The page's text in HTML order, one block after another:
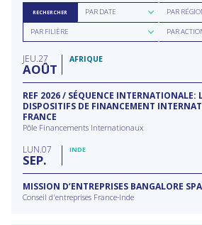
RECHERCHER
Rechercher
parPAR DATE
Rechercher
par
région
PAR
Rechercher
parPAR FILIÈRE
Rechercher
parPAR
JEU 27
AOÛT
AFRIQUE
REF 2026 / SÉQUENCE INTERNATIONALE:
DISPOSITIFS DE FINANCEMENT
FRANCE
Pôle Financements Internationaux
LUN 07
SEP
INDE
MISSION D’ENTREPRISES BANGALORE
Conseil d'entreprises France-Inde